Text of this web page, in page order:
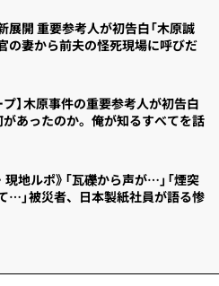
展開 重要参考人が初告白「木原誠
の妻から前夫の怪死現場に呼びだ
プ】木原事件の重要参考人が初告白
があったのか。俺が知るすべてを話
現地ルポ》「瓦礫から声が…」「煙突
…」被災者、日本製紙社員が語る惨